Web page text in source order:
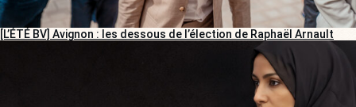
[L’ÉTÉ BV] Avignon : les dessous de l’élection de Raphaël Arnault